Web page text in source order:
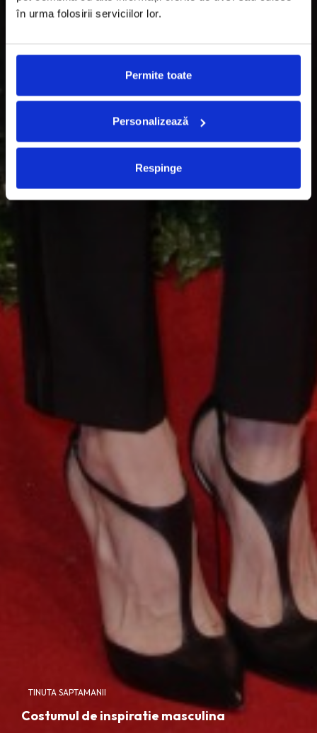
în urma folosirii serviciilor lor.
Permite toate
Personalizează
Respinge
TINUTA SAPTAMANII
Costumul de inspiratie masculina